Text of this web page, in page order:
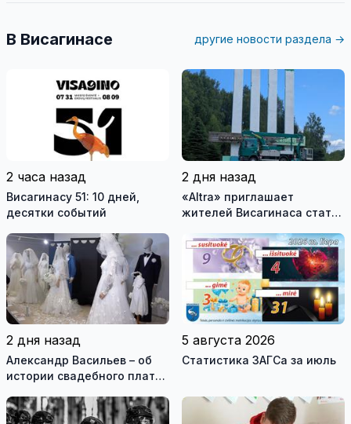
В Висагинасе другие новости раздела →
2 часа назад
Висагинасу 51: 10 дней,
десятки событий
2 дня назад
«Altra» приглашает
жителей Висагинаса стать
обновлённой стелы
2 дня назад
Александр Васильев – об
истории свадебного платья
истории моды (видео)
5 августа 2026
Статистика ЗАГСа за июль